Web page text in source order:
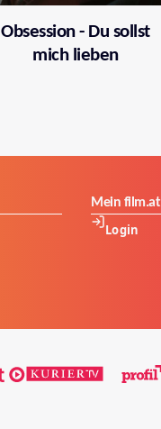
Obsession - Du sollst
mich lieben
Mein film.at
Login